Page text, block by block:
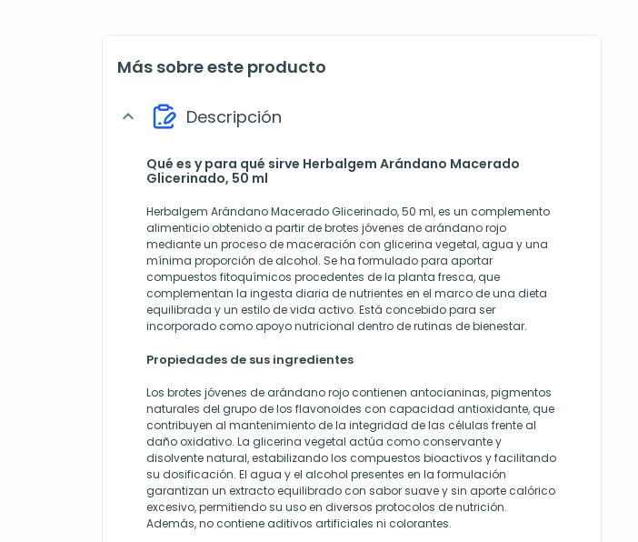
Más sobre este producto
expand_more Descripción
Qué es y para qué sirve Herbalgem Arándano Macerado
Glicerinado, 50 ml
Herbalgem Arándano Macerado Glicerinado, 50 ml, es un complemento
alimenticio obtenido a partir de brotes jóvenes de arándano rojo
mediante un proceso de maceración con glicerina vegetal, agua y una
mínima proporción de alcohol. Se ha formulado para aportar
compuestos fitoquímicos procedentes de la planta fresca, que
complementan la ingesta diaria de nutrientes en el marco de una dieta
equilibrada y un estilo de vida activo. Está concebido para ser
incorporado como apoyo nutricional dentro de rutinas de bienestar.
Propiedades de sus ingredientes
Los brotes jóvenes de arándano rojo contienen antocianinas, pigmentos
naturales del grupo de los flavonoides con capacidad antioxidante, que
contribuyen al mantenimiento de la integridad de las células frente al
daño oxidativo. La glicerina vegetal actúa como conservante y
disolvente natural, estabilizando los compuestos bioactivos y facilitando
su dosificación. El agua y el alcohol presentes en la formulación
garantizan un extracto equilibrado con sabor suave y sin aporte calórico
excesivo, permitiendo su uso en diversos protocolos de nutrición.
Además, no contiene aditivos artificiales ni colorantes.